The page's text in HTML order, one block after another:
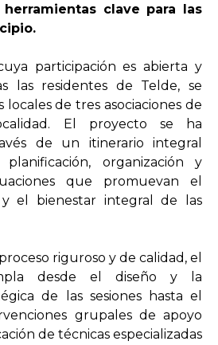
clave para las
participación es abierta y
las residentes de Telde, se
de tres asociaciones de
El proyecto se ha
de un itinerario integral
organización y
que promuevan el
y el bienestar integral de las
riguroso y de calidad, el
desde el diseño y la
de las sesiones hasta el
grupales de apoyo
de técnicas especializadas